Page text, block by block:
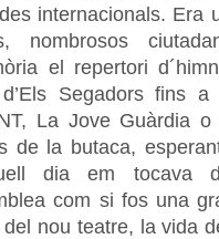
internacionals. Era
nombrosos
el repertori
Segadors fins a
La Jove Guàrdia o
de la butaca,
dia em tocava
com si fos una
nou teatre, la vida